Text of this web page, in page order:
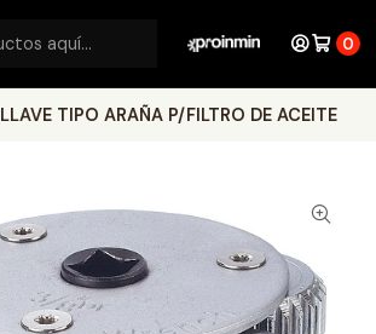
0
LLAVE TIPO ARAÑA P/FILTRO DE ACEITE